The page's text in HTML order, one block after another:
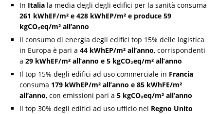
In Italia la media degli degli edifici per la sanità consuma
261 kWhEF/m² e 428 kWhEP/m² e produce 59
kgCO₂eq/m² all’anno
Il consumo di energia degli edifici top 15% delle logistica
in Europa è pari a 44 kWhEP/m² all’anno, corrispondenti
a 29 kWhEF/m² all’anno e 5 kgCO₂eq/m² all’anno
Il top 15% degli edifici ad uso commerciale in Francia
consuma 179 kWhEP/m² all’anno e 85 kWhFE/m²
all’anno, con emissioni pari a 5 kgCO₂eq/m² all’anno
ll top 30% degli edifici ad uso ufficio nel Regno Unito